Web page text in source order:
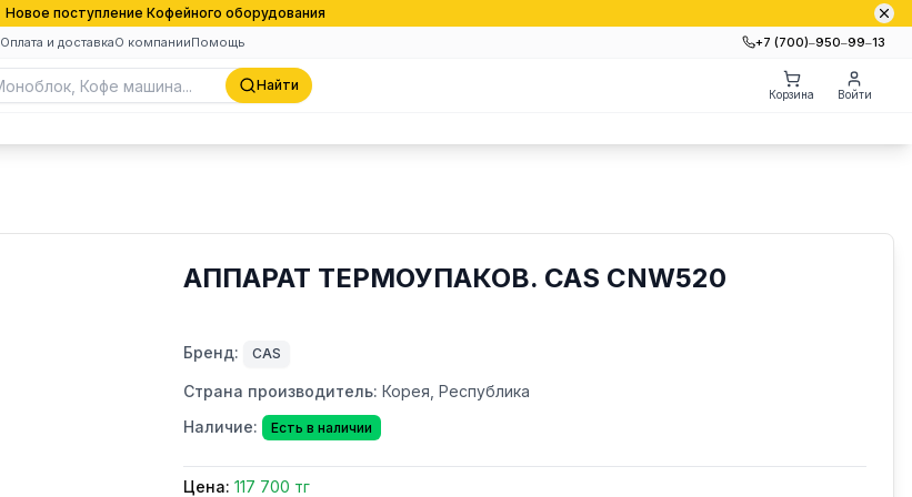
Новое поступление Кофейного оборудования
Оплата и доставкаО компанииПомощь +7 (700)‒950‒99‒13
Найти
Корзина Войти
АППАРАТ ТЕРМОУПАКОВ. CAS CNW520
Бренд: CAS
Страна производитель: Корея, Республика
Наличие:
Есть в наличии
Цена: 117 700 тг